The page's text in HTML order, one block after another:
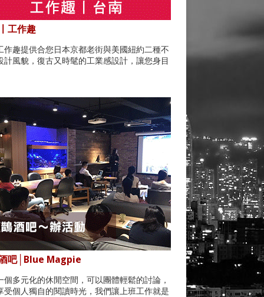
工作趣
作趣提供合您日本京都老街與美國紐約二種不
計風貌，復古又時髦的工業感設計，讓您身目
吧│Blue Magpie
個多元化的休閒空間，可以團體輕鬆的討論，
受個人獨自的閱讀時光，我們讓上班工作就是